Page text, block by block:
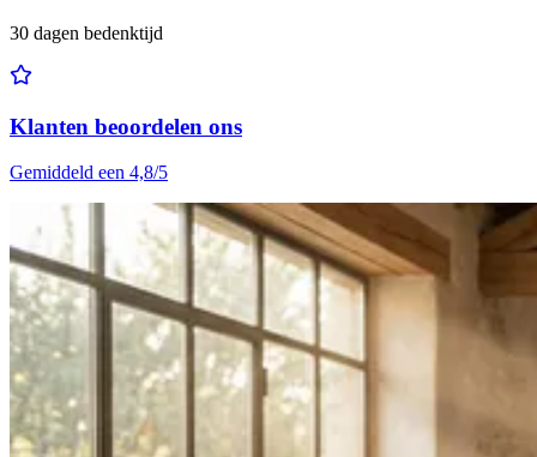
30 dagen bedenktijd
Klanten beoordelen ons
Gemiddeld een 4,8/5